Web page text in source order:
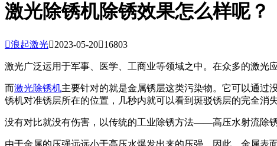
激光除锈机除锈效果怎么样呢？
浪起激光2023-05-2016803
激光广泛运用于军事、医学、工商业等领域之中。在众多的激光
而激光除锈机主要针对的就是金属锈层这类污染物。它可以通过
锈机对准锈层所在的位置，几秒内就可以看到斑驳锈层的完全消失
没有对比就没有伤害，以传统的工业除锈方法——高压水射流除
由于金属的压强远远小于高压水爆发出来的压强，因此，金属